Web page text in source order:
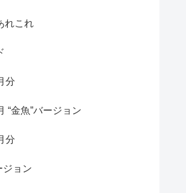
れこれ
分
“金魚”バージョン
分
ジョン